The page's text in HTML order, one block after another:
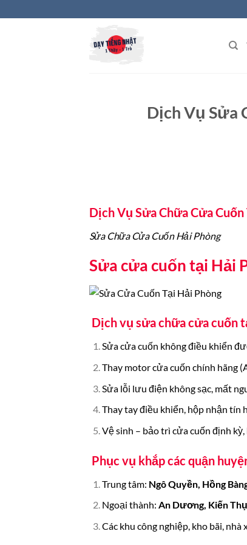
qua
Dịch Vụ Sửa
Dịch Vụ Sửa Chữa Cửa
Sửa Chữa Cửa Cuốn Hải Phòng
Sửa cửa cuốn tại Hải
Dịch vụ sửa chữa cửa cuốn
Sửa cửa cuốn không điều khiển
Thay motor cửa cuốn chính hãng
Sửa lỗi lưu điện không sạc, mất
Thay tay điều khiển, hộp nhận tín
Vệ sinh – bảo trì cửa cuốn định
Phục vụ khắp các quận
Trung tâm: Ngô Quyền, Hồng
Ngoại thành: An Dương, Kiến
Các khu công nghiệp, kho bãi,